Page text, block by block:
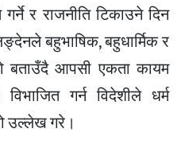
गर्ने र राजनीति टिकाउने दिन
बहुभाषिक, बहुधार्मिक र
बताउँदै आपसी एकता कायम
गर्न विदेशीले धर्म
उल्लेख गरे।